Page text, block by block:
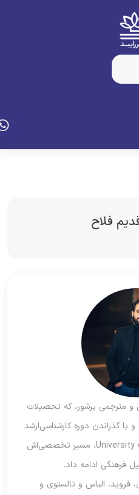
فلاح
پرشور، که تحصیلات
با گذراندن دوره کارشناسی‌ارشد
در University of South-Eastern Norway، مسیر تخصصی‌اش
ادامه داد.
الیاس و تالستوی و